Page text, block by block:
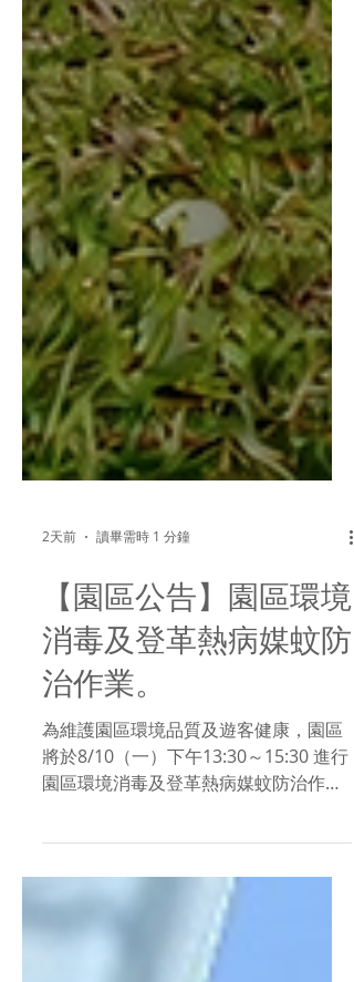
2天前 讀畢需時 1 分鐘
【園區公告】園區環境
消毒及登革熱病媒蚊防
治作業。
為維護園區環境品質及遊客健康，園區
於園區進行作業，敬請配合現場指引，
並留意自身安全，如造成不便，敬請見
諒。 ╭────────────────╮ #台
塑王氏昆仲公園 展覽館舍｜09:00 -